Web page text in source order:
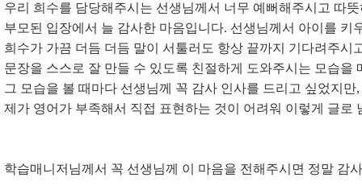
우리 희수를 담당해주시는 선생님께서 너무 예뻐해주시고 따
부모된 입장에서 늘 감사한 마음입니다. 선생님께서 아이를
희수가 가끔 더듬 더듬 말이 서툴러도 항상 끝까지 기다려주시
문장을 스스로 잘 만들 수 있도록 친절하게 도와주시는 모습을
그 모습을 볼 때마다 선생님께 꼭 감사 인사를 드리고 싶었지만,
제가 영어가 부족해서 직접 표현하는 것이 어려워 이렇게 글로
학습매니저님께서 꼭 선생님께 이 마음을 전해주시면 정말 감